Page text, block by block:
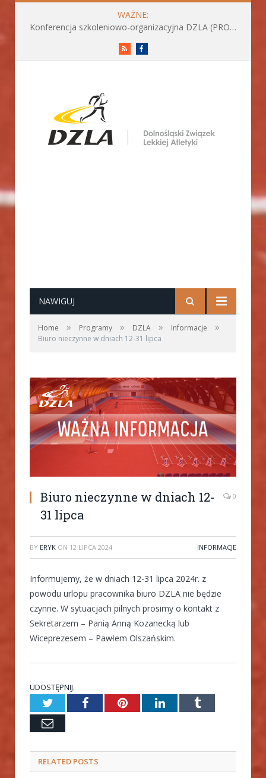
WAŻNE:
Konferencja szkoleniowo-organizacyjna DZLA (PROGRAM już do pobrania)
RSS
NAWIGUJ
Home » Programy » DZLA » Informacje »
Biuro nieczynne w dniach 12-31 lipca
Biuro nieczynne w dniach 12-
31 lipca
0
BY ERYK ON 12 LIPCA 2024 INFORMACJE
Informujemy, że w dniach 12-31 lipca 2024r. z
powodu urlopu pracownika biuro DZLA nie będzie
czynne. W sytuacjach pilnych prosimy o kontakt z
Sekretarzem – Panią Anną Kozanecką lub
Wiceprezesem – Pawłem Olszańskim.
UDOSTĘPNIJ.
TwitterFacebookPinterestLinkedInTumblr
Email
RELATED POSTS